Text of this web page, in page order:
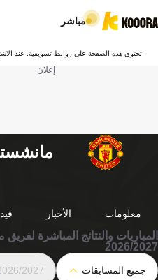
مباشر
تحتوي هذه الصفحة على روابط تسويقية. عند
إعلان
معلومات الأخبار
المباريات والنتائج المباشرة
2026/2027
جميع المسابقات 2027